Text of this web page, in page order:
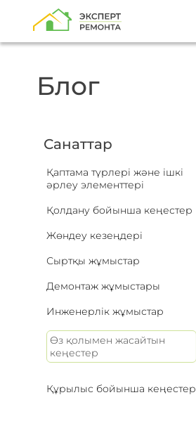
Блог
Санаттар
Қаптама түрлері және ішкі
әрлеу элементтері
Қолдану бойынша кеңестер
Жөндеу кезеңдері
Сыртқы жұмыстар
Демонтаж жұмыстары
Инженерлік жұмыстар
Өз қолымен жасайтын
кеңестер
Құрылыс бойынша кеңестер